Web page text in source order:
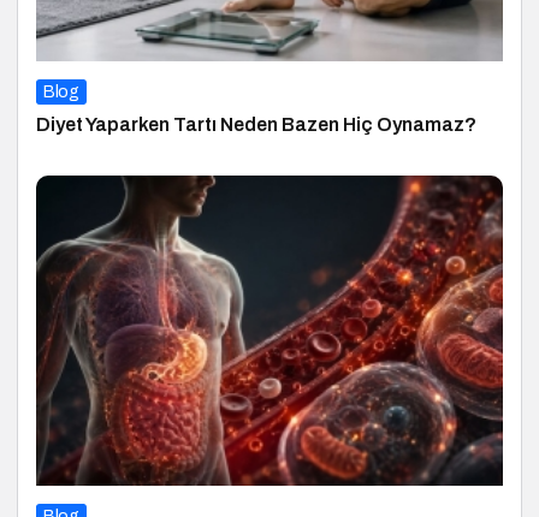
Blog
Diyet Yaparken Tartı Neden Bazen Hiç Oynamaz?